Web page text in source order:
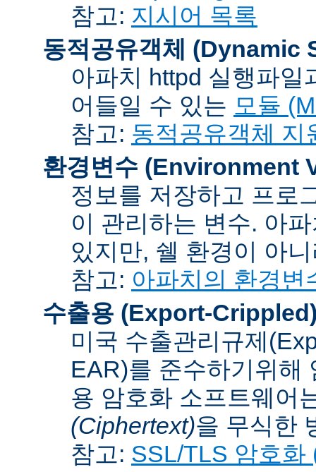
참고: 지시어 목록
동적공유객체 (Dynamic
아파치 httpd 실행파일
어들일 수 있는 모듈
참고: 동적공유객체 지
환경변수 (Environment
정보를 저장하고 프로
이 관리하는 변수. 아
있지만, 쉘 환경이 아
참고: 아파치의 환경변
수출용 (Export-
미국 수출관리규제
EAR)를 준수하기위해
용 암호화 소프트웨어
(Ciphertext)을 무식한
참고: SSL/TLS 암호화